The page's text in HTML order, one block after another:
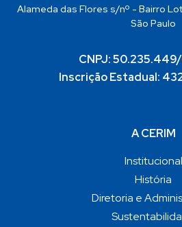
Alameda das Flores s/nº - Bairro
São Paulo
CNPJ:
Inscrição Estadual:
A CERIM
Institucional
História
Diretoria e